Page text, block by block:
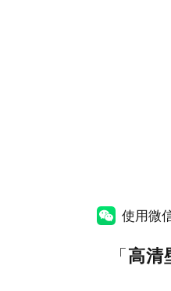
使用微
「高清